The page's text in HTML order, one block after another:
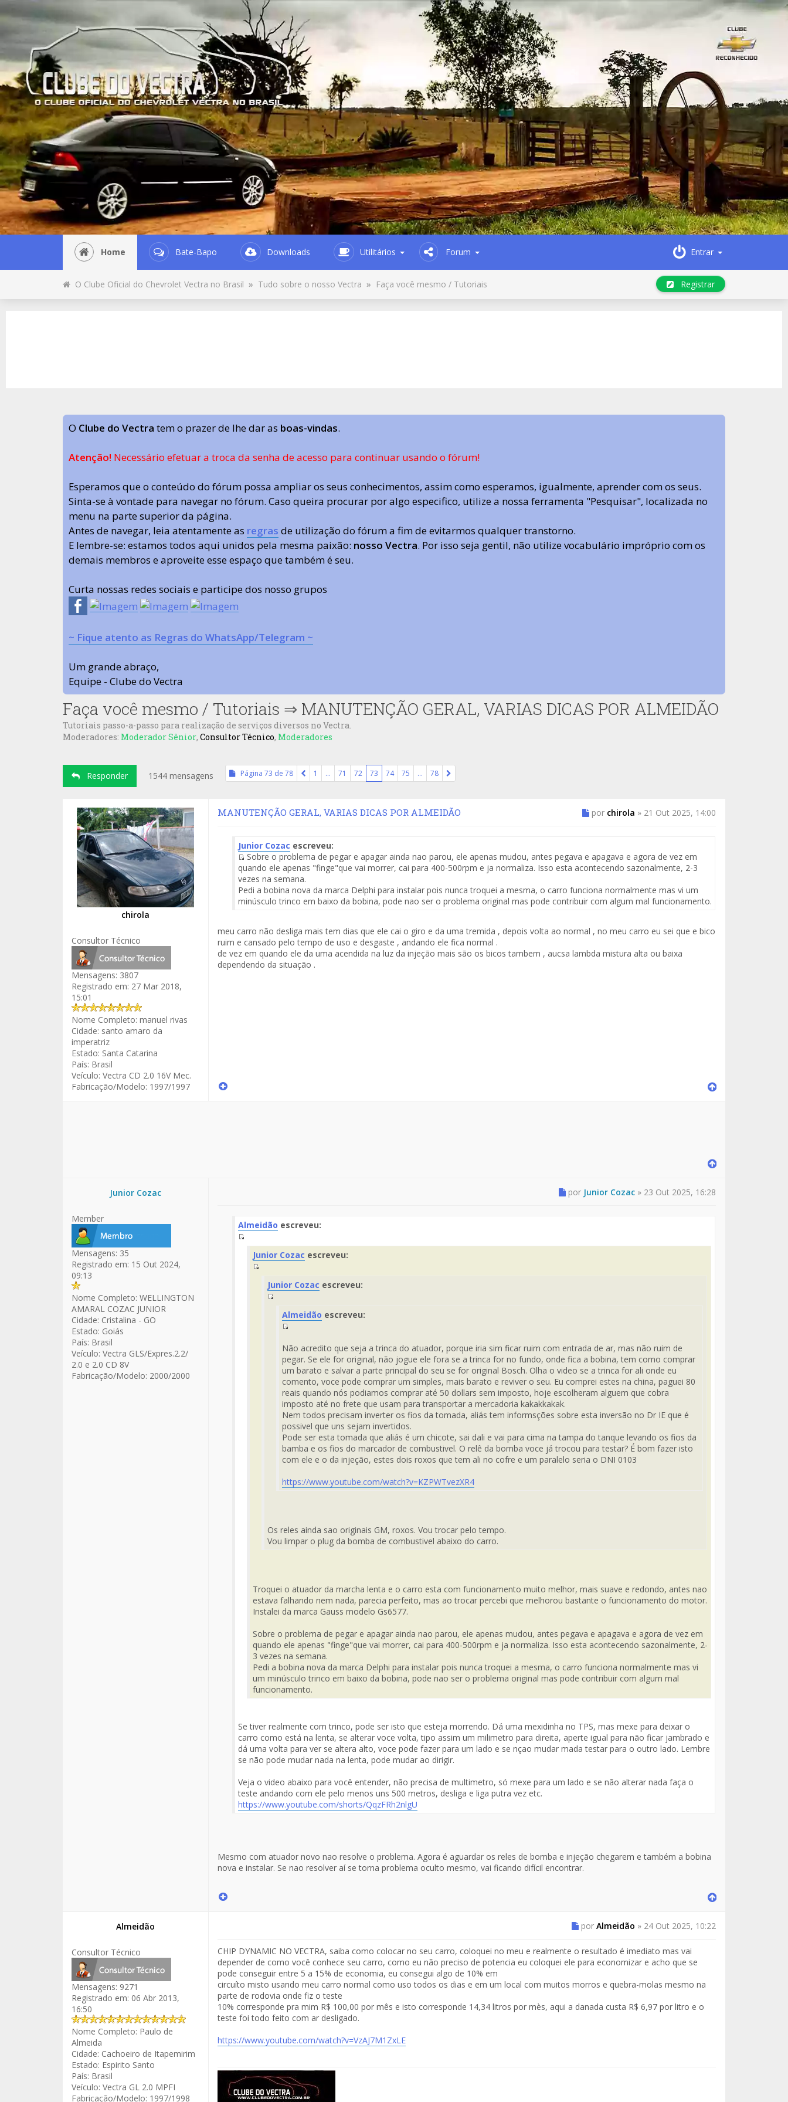
Home Bate-Bapo Downloads Utilitários Forum Entrar
O Clube Oficial do Chevrolet Vectra no Brasil » Tudo sobre o nosso Vectra » Faça você mesmo / Tutoriais Registrar
O Clube do Vectra tem o prazer de lhe dar as boas-vindas.
Atenção! Necessário efetuar a troca da senha de acesso para continuar usando o fórum!
Esperamos que o conteúdo do fórum possa ampliar os seus conhecimentos, assim como esperamos, igualmente, aprender com os seus.
Sinta-se à vontade para navegar no fórum. Caso queira procurar por algo especifico, utilize a nossa ferramenta "Pesquisar", localizada no
menu na parte superior da página.
Antes de navegar, leia atentamente as regras de utilização do fórum a fim de evitarmos qualquer transtorno.
E lembre-se: estamos todos aqui unidos pela mesma paixão: nosso Vectra. Por isso seja gentil, não utilize vocabulário impróprio com os
demais membros e aproveite esse espaço que também é seu.
Curta nossas redes sociais e participe dos nosso grupos
~ Fique atento as Regras do WhatsApp/Telegram ~
Um grande abraço,
Equipe - Clube do Vectra
Faça você mesmo / Tutoriais ⇒ MANUTENÇÃO GERAL, VARIAS DICAS POR ALMEIDÃO
Tutoriais passo-a-passo para realização de serviços diversos no Vectra.
Moderadores: Moderador Sênior, Consultor Técnico, Moderadores
Responder 1544 mensagens Página 73 de 78 1 … 71 72 73 74 75 … 78
chirola
Consultor Técnico
Mensagens: 3807
Registrado em: 27 Mar 2018,
15:01
Nome Completo: manuel rivas
Cidade: santo amaro da
imperatriz
Estado: Santa Catarina
País: Brasil
Veículo: Vectra CD 2.0 16V Mec.
Fabricação/Modelo: 1997/1997
MANUTENÇÃO GERAL, VARIAS DICAS POR ALMEIDÃO por chirola » 21 Out 2025, 14:00
Junior Cozac escreveu:
Fuente
del
Mensaje
Sobre o problema de pegar e apagar ainda nao parou, ele apenas mudou, antes pegava e apagava e agora de vez em
quando ele apenas "finge"que vai morrer, cai para 400-500rpm e ja normaliza. Isso esta acontecendo sazonalmente, 2-3
vezes na semana.
Pedi a bobina nova da marca Delphi para instalar pois nunca troquei a mesma, o carro funciona normalmente mas vi um
minúsculo trinco em baixo da bobina, pode nao ser o problema original mas pode contribuir com algum mal funcionamento.
meu carro não desliga mais tem dias que ele cai o giro e da uma tremida , depois volta ao normal , no meu carro eu sei que e bico
ruim e cansado pelo tempo de uso e desgaste , andando ele fica normal .
de vez em quando ele da uma acendida na luz da injeção mais são os bicos tambem , aucsa lambda mistura alta ou baixa
dependendo da situação .
Junior Cozac
Member
Mensagens: 35
Registrado em: 15 Out 2024,
09:13
Nome Completo: WELLINGTON
AMARAL COZAC JUNIOR
Cidade: Cristalina - GO
Estado: Goiás
País: Brasil
Veículo: Vectra GLS/Expres.2.2/
2.0 e 2.0 CD 8V
Fabricação/Modelo: 2000/2000
por Junior Cozac» 23 Out 2025, 16:28
Almeidão escreveu:
Fuente
del
Mensaje
Junior Cozac escreveu:
del
Mensaje
Junior Cozac escreveu:
del
Mensaje
Almeidão escreveu:
del
Mensaje
Não acredito que seja a trinca do atuador, porque iria sim ficar ruim com entrada de ar, mas não ruim de
pegar. Se ele for original, não jogue ele fora se a trinca for no fundo, onde fica a bobina, tem como comprar
um barato e salvar a parte principal do seu se for original Bosch. Olha o video se a trinca for ali onde eu
comento, voce pode comprar um simples, mais barato e reviver o seu. Eu comprei estes na china, paguei 80
reais quando nós podiamos comprar até 50 dollars sem imposto, hoje escolheram alguem que cobra
imposto até no frete que usam para transportar a mercadoria kakakkakak.
Nem todos precisam inverter os fios da tomada, aliás tem informsções sobre esta inversão no Dr IE que é
possivel que uns sejam invertidos.
Pode ser esta tomada que aliás é um chicote, sai dali e vai para cima na tampa do tanque levando os fios da
bamba e os fios do marcador de combustivel. O relê da bomba voce já trocou para testar? É bom fazer isto
com ele e o da injeção, estes dois roxos que tem ali no cofre e um paralelo seria o DNI 0103
https://www.youtube.com/watch?v=KZPWTvezXR4
Os reles ainda sao originais GM, roxos. Vou trocar pelo tempo.
Vou limpar o plug da bomba de combustivel abaixo do carro.
Troquei o atuador da marcha lenta e o carro esta com funcionamento muito melhor, mais suave e redondo, antes nao
estava falhando nem nada, parecia perfeito, mas ao trocar percebi que melhorou bastante o funcionamento do motor.
Instalei da marca Gauss modelo Gs6577.
Sobre o problema de pegar e apagar ainda nao parou, ele apenas mudou, antes pegava e apagava e agora de vez em
quando ele apenas "finge"que vai morrer, cai para 400-500rpm e ja normaliza. Isso esta acontecendo sazonalmente, 2-
3 vezes na semana.
Pedi a bobina nova da marca Delphi para instalar pois nunca troquei a mesma, o carro funciona normalmente mas vi
um minúsculo trinco em baixo da bobina, pode nao ser o problema original mas pode contribuir com algum mal
funcionamento.
Se tiver realmente com trinco, pode ser isto que esteja morrendo. Dá uma mexidinha no TPS, mas mexe para deixar o
carro como está na lenta, se alterar voce volta, tipo assim um milimetro para direita, aperte igual para não ficar jambrado e
dá uma volta para ver se altera alto, voce pode fazer para um lado e se nçao mudar mada testar para o outro lado. Lembre
se não pode mudar nada na lenta, pode mudar ao dirigir.
Veja o video abaixo para você entender, não precisa de multimetro, só mexe para um lado e se não alterar nada faça o
teste andando com ele pelo menos uns 500 metros, desliga e liga putra vez etc.
https://www.youtube.com/shorts/QqzFRh2nlgU
Mesmo com atuador novo nao resolve o problema. Agora é aguardar os reles de bomba e injeção chegarem e também a bobina
nova e instalar. Se nao resolver aí se torna problema oculto mesmo, vai ficando difícil encontrar.
Almeidão
Consultor Técnico
Mensagens: 9271
Registrado em: 06 Abr 2013,
16:50
Nome Completo: Paulo de
Almeida
Cidade: Cachoeiro de Itapemirim
Estado: Espirito Santo
País: Brasil
Veículo: Vectra GL 2.0 MPFI
Fabricação/Modelo: 1997/1998
por Almeidão » 24 Out 2025, 10:22
CHIP DYNAMIC NO VECTRA, saiba como colocar no seu carro, coloquei no meu e realmente o resultado é imediato mas vai
depender de como você conhece seu carro, como eu não preciso de potencia eu coloquei ele para economizar e acho que se
pode conseguir entre 5 a 15% de economia, eu consegui algo de 10% em
circuíto misto usando meu carro normal como uso todos os dias e em um local com muitos morros e quebra-molas mesmo na
parte de rodovia onde fiz o teste
10% corresponde pra mim R$ 100,00 por mês e isto corresponde 14,34 litros por mès, aqui a danada custa R$ 6,97 por litro e o
teste foi todo feito com ar desligado.
https://www.youtube.com/watch?v=VzAJ7M1ZxLE